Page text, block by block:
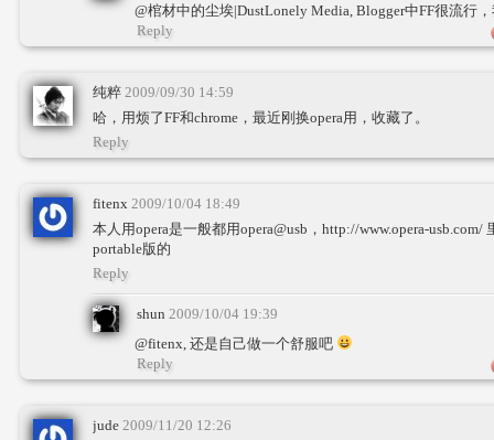
@棺材中的尘埃|DustLonely Media, Blogger中FF很流行
Reply
纯粹 2009/09/30 14:59
哈，用烦了FF和chrome，最近刚换opera用，收藏了。
Reply
fitenx 2009/10/04 18:49
本人用opera是一般都用opera@usb，http://www.opera-
portable版的
Reply
shun 2009/10/04 19:39
@fitenx, 还是自己做一个舒服吧
Reply
jude 2009/11/20 12:26